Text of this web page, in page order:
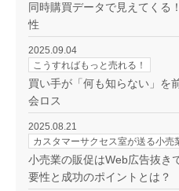
同時購買データで見えてくる
性
2025.09.04
こうすればもっと売れる！
買い手が「何も知らない」を
会ロス
2025.08.21
カスタマーサクセス室が送る小売
小売業の販促はWeb広告抜き
要性と成功のポイントとは？